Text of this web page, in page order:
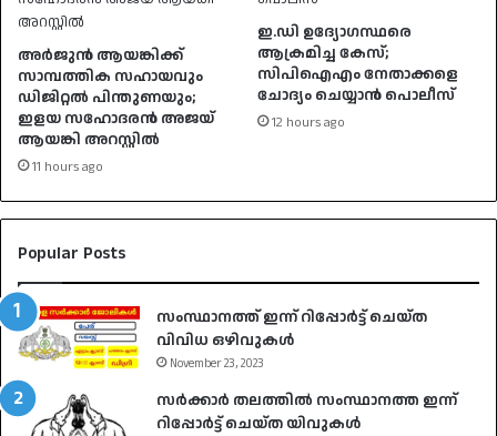
അർജുൻ ആയങ്കിക്ക്
സാമ്പത്തിക സഹായവും
ഡിജിറ്റൽ പിന്തുണയും;
ഇളയ സഹോദരൻ അജയ്
ആയങ്കി അറസ്റ്റിൽ
11 hours ago
ഇ.ഡി ഉദ്യോഗസ്ഥരെ
ആക്രമിച്ച കേസ്;
സിപിഐഎം നേതാക്കളെ
ചോദ്യം ചെയ്യാൻ പൊലീസ്
12 hours ago
Popular Posts
സംസ്ഥാനത്ത് ഇന്ന് റിപ്പോർട്ട് ചെയ്ത
വിവിധ ഒഴിവുകൾ
November 23, 2023
സർക്കാർ തലത്തിൽ സംസ്ഥാനത്ത ഇന്ന്
റിപ്പോർട്ട് ചെയ്ത യിവുകൾ